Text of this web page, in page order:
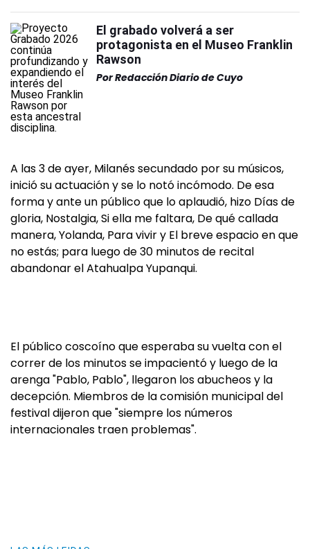
El grabado volverá a ser
protagonista en el Museo Franklin
Rawson
PorRedacción Diario de Cuyo
A las 3 de ayer, Milanés secundado por su músicos,
inició su actuación y se lo notó incómodo. De esa
forma y ante un público que lo aplaudió, hizo Días de
gloria, Nostalgia, Si ella me faltara, De qué callada
manera, Yolanda, Para vivir y El breve espacio en que
no estás; para luego de 30 minutos de recital
abandonar el Atahualpa Yupanqui.
El público coscoíno que esperaba su vuelta con el
correr de los minutos se impacientó y luego de la
arenga "Pablo, Pablo", llegaron los abucheos y la
decepción. Miembros de la comisión municipal del
festival dijeron que "siempre los números
internacionales traen problemas".